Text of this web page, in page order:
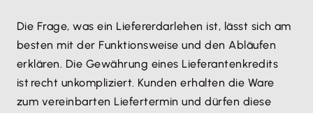
Die Frage, was ein Liefererdarlehen ist, lässt sich am
besten mit der Funktionsweise und den Abläufen
erklären. Die Gewährung eines Lieferantenkredits
ist recht unkompliziert. Kunden erhalten die Ware
zum vereinbarten Liefertermin und dürfen diese